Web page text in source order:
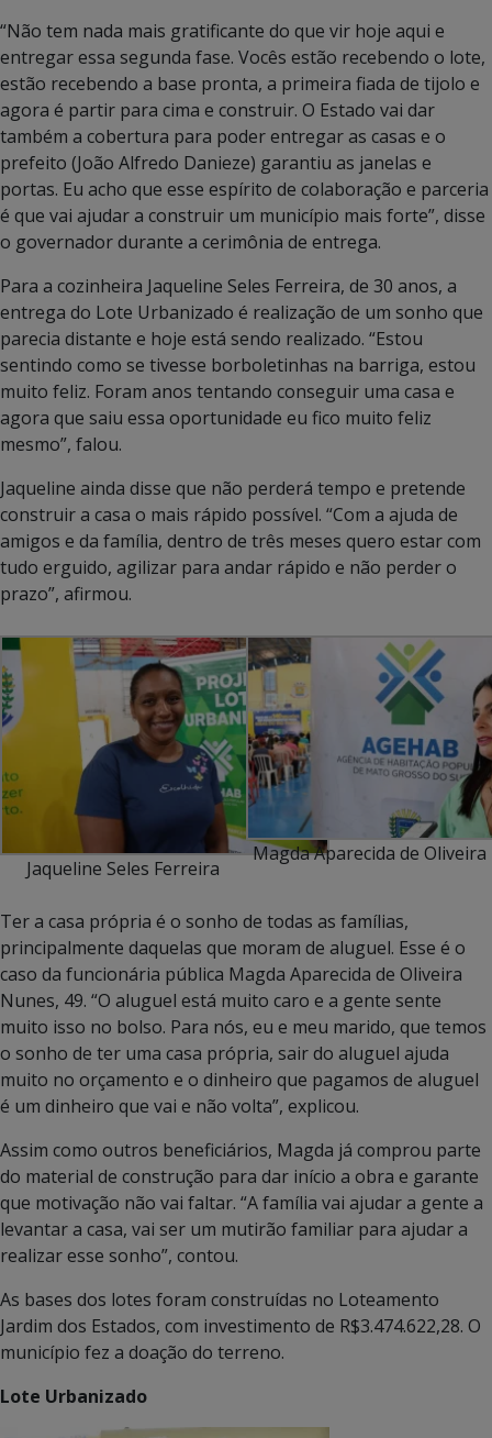
“Não tem nada mais gratificante do que vir hoje aqui e
entregar essa segunda fase. Vocês estão recebendo o lote,
estão recebendo a base pronta, a primeira fiada de tijolo e
agora é partir para cima e construir. O Estado vai dar
também a cobertura para poder entregar as casas e o
prefeito (João Alfredo Danieze) garantiu as janelas e
portas. Eu acho que esse espírito de colaboração e parceria
é que vai ajudar a construir um município mais forte”, disse
o governador durante a cerimônia de entrega.
Para a cozinheira Jaqueline Seles Ferreira, de 30 anos, a
entrega do Lote Urbanizado é realização de um sonho que
parecia distante e hoje está sendo realizado. “Estou
sentindo como se tivesse borboletinhas na barriga, estou
muito feliz. Foram anos tentando conseguir uma casa e
agora que saiu essa oportunidade eu fico muito feliz
mesmo”, falou.
Jaqueline ainda disse que não perderá tempo e pretende
construir a casa o mais rápido possível. “Com a ajuda de
amigos e da família, dentro de três meses quero estar com
tudo erguido, agilizar para andar rápido e não perder o
prazo”, afirmou.
Jaqueline Seles Ferreira
Magda Aparecida de Oliveira
Ter a casa própria é o sonho de todas as famílias,
principalmente daquelas que moram de aluguel. Esse é o
caso da funcionária pública Magda Aparecida de Oliveira
Nunes, 49. “O aluguel está muito caro e a gente sente
muito isso no bolso. Para nós, eu e meu marido, que temos
o sonho de ter uma casa própria, sair do aluguel ajuda
muito no orçamento e o dinheiro que pagamos de aluguel
é um dinheiro que vai e não volta”, explicou.
Assim como outros beneficiários, Magda já comprou parte
do material de construção para dar início a obra e garante
que motivação não vai faltar. “A família vai ajudar a gente a
levantar a casa, vai ser um mutirão familiar para ajudar a
realizar esse sonho”, contou.
As bases dos lotes foram construídas no Loteamento
Jardim dos Estados, com investimento de R$3.474.622,28. O
município fez a doação do terreno.
Lote Urbanizado